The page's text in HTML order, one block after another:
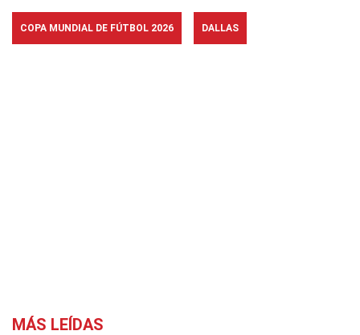
COPA MUNDIAL DE FÚTBOL 2026 DALLAS
MÁS LEÍDAS